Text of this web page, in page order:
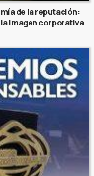
de la reputación:
imagen corporativa